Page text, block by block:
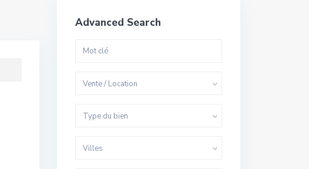
Advanced Search
Vente / Location
Type du bien
Villes